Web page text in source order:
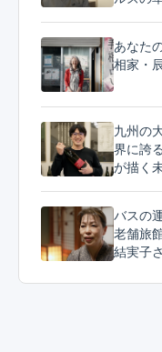
あなた
相家・
九州の
界に誇
が描く
バスの
老舗旅
結実子